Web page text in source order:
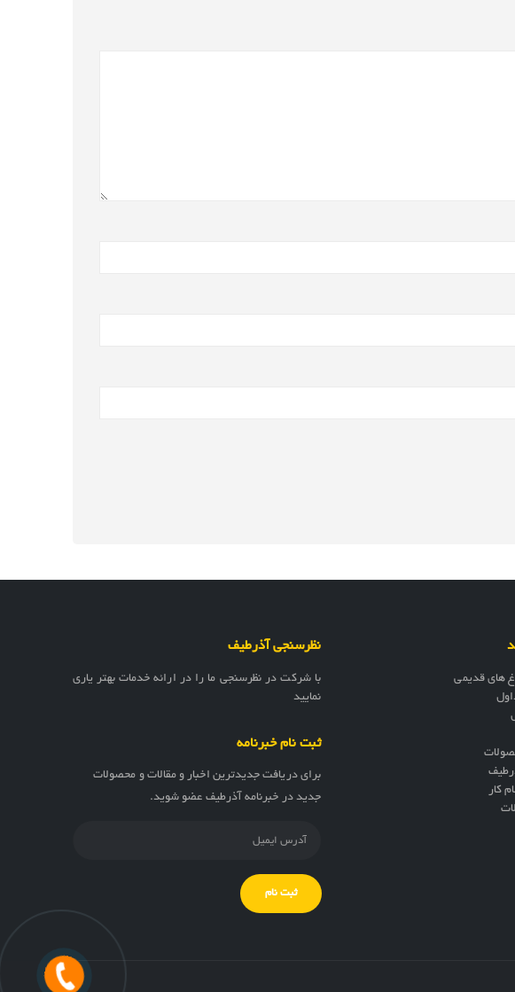
های قدیمی
کار
نظرسنجی آذرطیف
با شرکت در نظرسنجی ما را در ارائه خدمات بهتر یاری
نمایید
ثبت نام خبرنامه
برای دریافت جدیدترین اخبار و مقالات و محصولات
جدید در خبرنامه آذرطیف عضو شوید.